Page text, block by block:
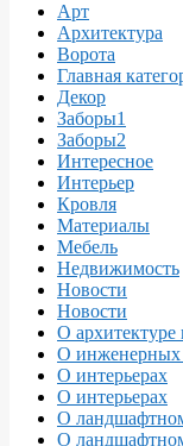
Арт
Архитектура
Ворота
Главная
Декор
Заборы1
Заборы2
Интересное
Интерьер
Кровля
Материалы
Мебель
Недвижимость
Новости
Новости
О архитектуре
О инженерных
О интерьерах
О интерьерах
О
О